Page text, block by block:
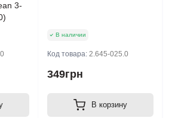
3-
В наличии
Код товара: 2.645-025.0
349грн
В корзину